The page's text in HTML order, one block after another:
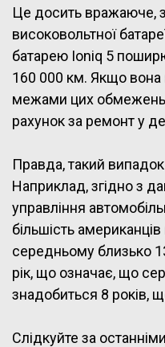
Це досить вражаюче,
високовольтної
батарею Ioniq 5
160 000 км. Якщо вона
межами цих
рахунок за ремонт у
Правда, такий
Наприклад, згідно з
управління
більшість
середньому близько
рік, що означає, що
знадобиться 8 років,
Слідкуйте за